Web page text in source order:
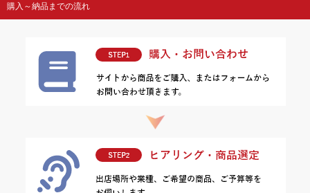
購入～納品までの流れ